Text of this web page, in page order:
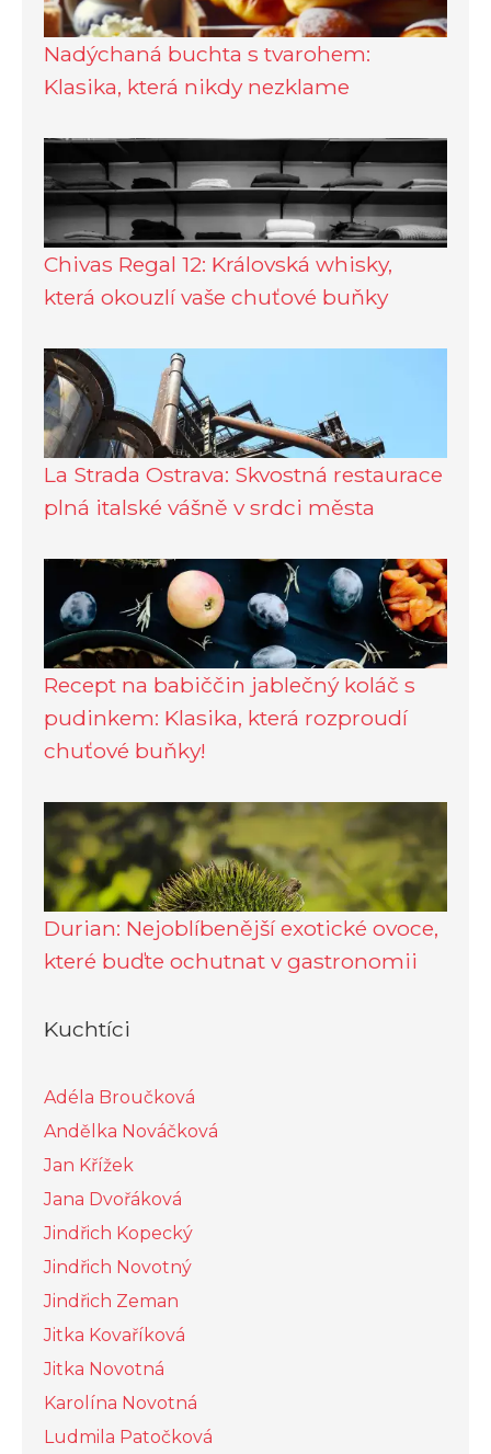
Nadýchaná buchta s tvarohem:
Klasika, která nikdy nezklame
Chivas Regal 12: Královská whisky,
která okouzlí vaše chuťové buňky
La Strada Ostrava: Skvostná restaurace
plná italské vášně v srdci města
Recept na babiččin jablečný koláč s
pudinkem: Klasika, která rozproudí
chuťové buňky!
Durian: Nejoblíbenější exotické ovoce,
které buďte ochutnat v gastronomii
Kuchtíci
Adéla Broučková
Andělka Nováčková
Jan Křížek
Jana Dvořáková
Jindřich Kopecký
Jindřich Novotný
Jindřich Zeman
Jitka Kovaříková
Jitka Novotná
Karolína Novotná
Ludmila Patočková